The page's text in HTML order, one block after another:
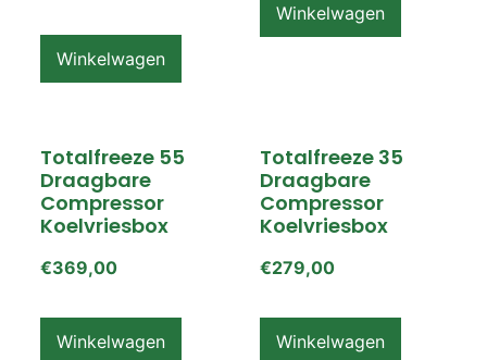
Winkelwagen
Winkelwagen
Totalfreeze 55
Draagbare
Compressor
Koelvriesbox
€369,00
Winkelwagen
Totalfreeze 35
Draagbare
Compressor
Koelvriesbox
€279,00
Winkelwagen